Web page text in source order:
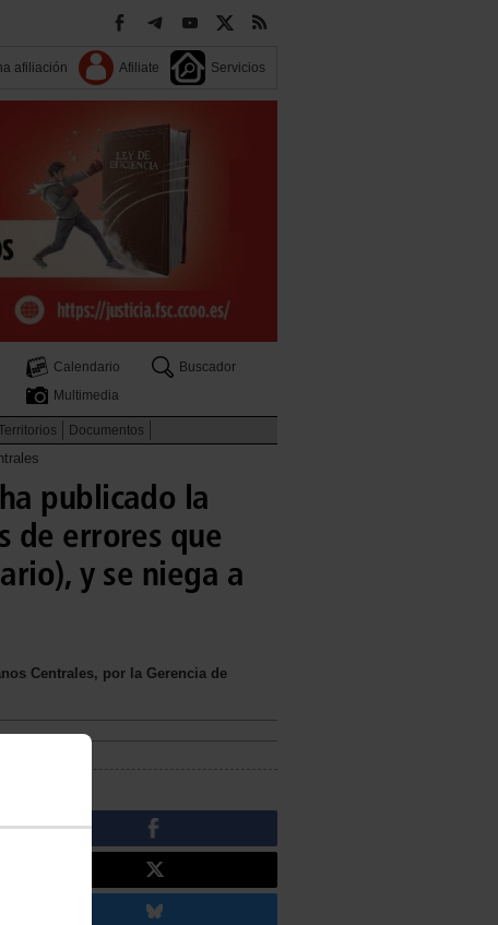
afiliación Afiliate Servicios
Calendario
Buscador
Multimedia
Documentos
publicado la
de errores que
y se niega a
Centrales, por la Gerencia de